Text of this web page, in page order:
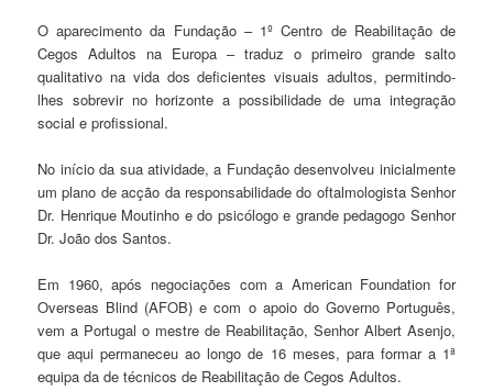
O aparecimento da Fundação – 1º Centro de Reabilitação de
Cegos Adultos na Europa – traduz o primeiro grande salto
qualitativo na vida dos deficientes visuais adultos, permitindo-
lhes sobrevir no horizonte a possibilidade de uma integração
social e profissional.
No início da sua atividade, a Fundação desenvolveu inicialmente
um plano de acção da responsabilidade do oftalmologista Senhor
Dr. Henrique Moutinho e do psicólogo e grande pedagogo Senhor
Dr. João dos Santos.
Em 1960, após negociações com a American Foundation for
Overseas Blind (AFOB) e com o apoio do Governo Português,
vem a Portugal o mestre de Reabilitação, Senhor Albert Asenjo,
que aqui permaneceu ao longo de 16 meses, para formar a 1ª
equipa da de técnicos de Reabilitação de Cegos Adultos.